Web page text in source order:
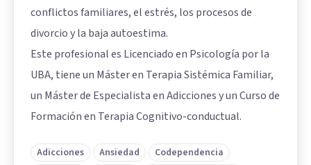
conflictos familiares, el estrés, los procesos de
divorcio y la baja autoestima.
Este profesional es Licenciado en Psicología por la
UBA, tiene un Máster en Terapia Sistémica Familiar,
un Máster de Especialista en Adicciones y un Curso de
Formación en Terapia Cognitivo-conductual.
Adicciones Ansiedad
Codependencia